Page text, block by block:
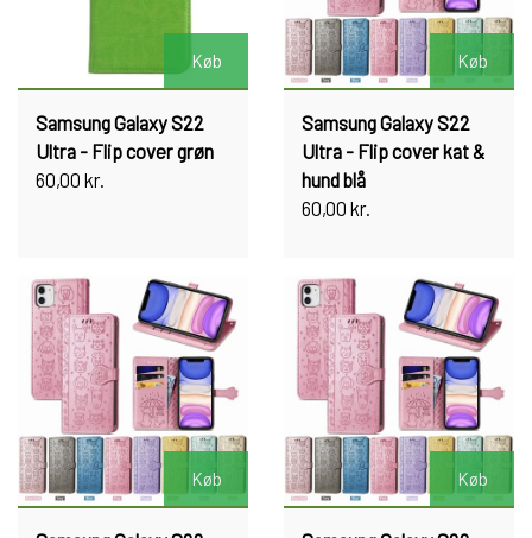
Køb
Samsung Galaxy S22
Ultra - Flip cover grøn
60,00 kr.
Køb
Samsung Galaxy S22
Ultra - Flip cover kat &
hund blå
60,00 kr.
Køb Køb